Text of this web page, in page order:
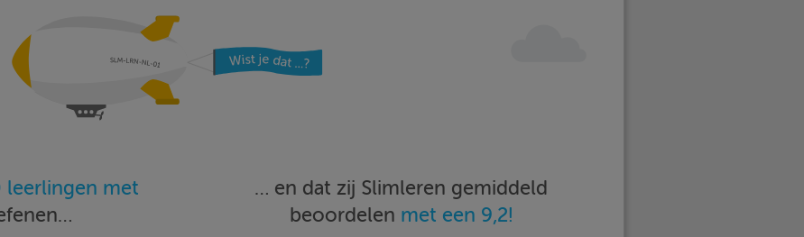
leerlingen met
… en dat zij Slimleren gemiddeld
beoordelen met een 9,2!